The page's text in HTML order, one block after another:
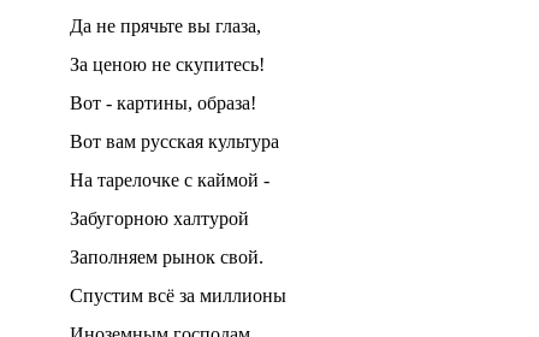
Да не прячьте вы глаза,
За ценою не скупитесь!
Вот - картины, образа!
Вот вам русская культура
На тарелочке с каймой -
Забугорною халтурой
Заполняем рынок свой.
Спустим всё за миллионы